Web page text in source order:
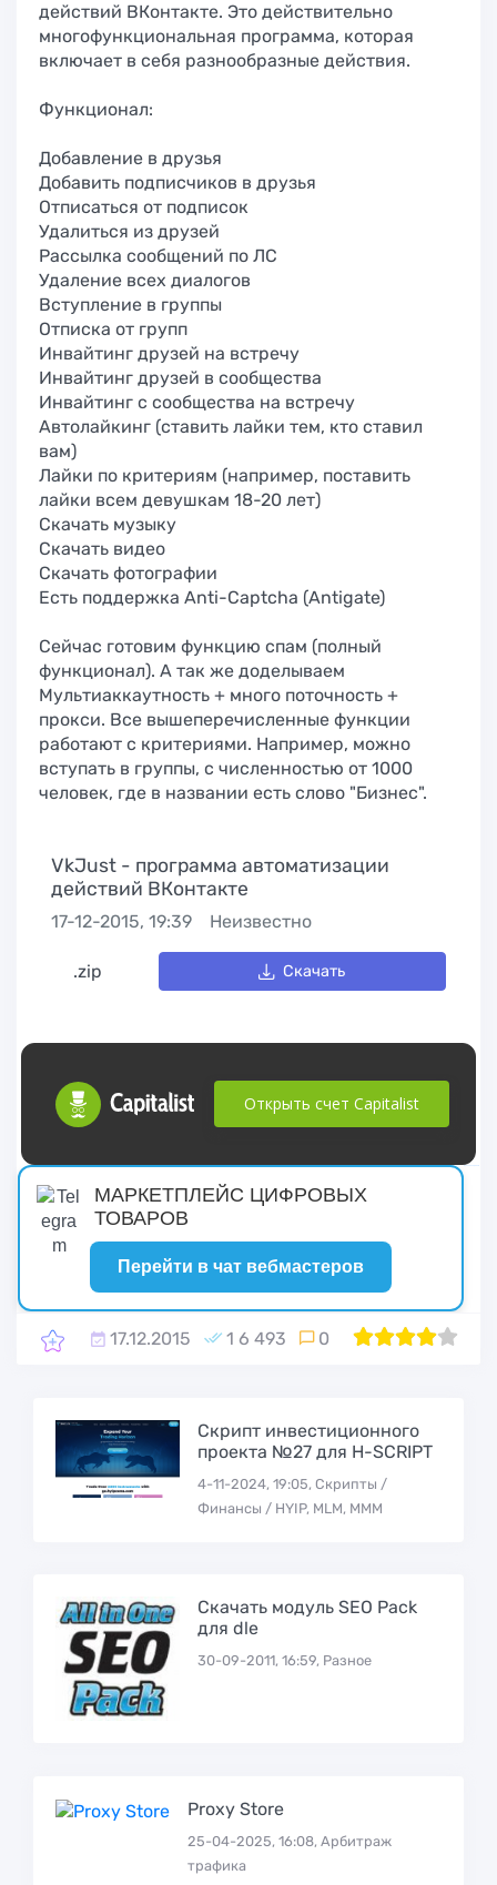
действий ВКонтакте. Это действительно
многофункциональная программа, которая
включает в себя разнообразные действия.
Функционал:
Добавление в друзья
Добавить подписчиков в друзья
Отписаться от подписок
Удалиться из друзей
Рассылка сообщений по ЛС
Удаление всех диалогов
Вступление в группы
Отписка от групп
Инвайтинг друзей на встречу
Инвайтинг друзей в сообщества
Инвайтинг с сообщества на встречу
Автолайкинг (ставить лайки тем, кто ставил
вам)
Лайки по критериям (например, поставить
лайки всем девушкам 18-20 лет)
Скачать музыку
Скачать видео
Скачать фотографии
Есть поддержка Anti-Captcha (Antigate)
Сейчас готовим функцию спам (полный
функционал). А так же доделываем
Мультиаккаутность + много поточность +
прокси. Все вышеперечисленные функции
работают с критериями. Например, можно
вступать в группы, с численностью от 1000
человек, где в названии есть слово "Бизнес".
VkJust - программа автоматизации
действий ВКонтакте
17-12-2015, 19:39 Неизвестно
.zip Скачать
Открыть счет Capitalist
МАРКЕТПЛЕЙС ЦИФРОВЫХ
ТОВАРОВ
Перейти в чат вебмастеров
17.12.2015 1 6 493 0 80
1 2 3 4 5
Скрипт инвестиционного
проекта №27 для H-SCRIPT
4-11-2024, 19:05, Скрипты /
Финансы / HYIP, MLM, МММ
Скачать модуль SEO Pack
для dle
30-09-2011, 16:59, Разное
Proxy Store
25-04-2025, 16:08, Арбитраж
трафика